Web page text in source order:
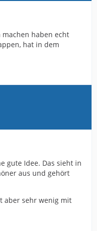
haben echt
hat in dem
gute Idee. Das sieht in
aus und gehört
aber sehr wenig mit